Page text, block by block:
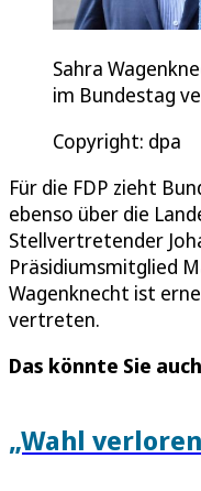
Sahra
im Bundestag
Copyright: dpa
Für die FDP zieht
ebenso über die
Stellvertretender
Präsidiumsmitglied
Wagenknecht ist
vertreten.
Das könnte Sie
„Wahl